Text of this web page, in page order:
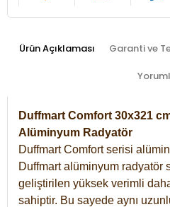
Ürün Açıklaması Garanti ve
Duffmart Comfort 30x321
Alüminyum Radyatör
Duffmart Comfort serisi
Duffmart alüminyum radyatör
geliştirilen yüksek verimli
sahiptir. Bu sayede aynı